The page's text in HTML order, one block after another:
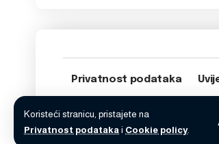
Koristeći stranicu, pristajete na
Privatnost podataka i Cookie policy.
Privatnost podataka